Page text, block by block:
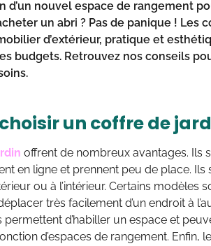
d’un nouvel espace de rangement
un abri ? Pas de panique !
d’extérieur, pratique et
budgets. Retrouvez nos conseils
un coffre de
offrent de nombreux avantages. Ils
en ligne et prennent peu de place.
ou à l’intérieur. Certains
très facilement d’un endroit à
permettent d’habiller un espace et
d’espaces de rangement. Enfin,